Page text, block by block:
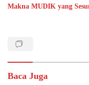
Makna MUDIK yang
Baca Juga